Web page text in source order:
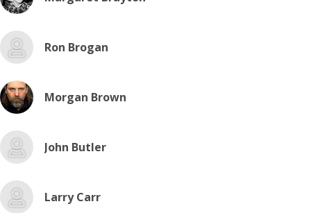
Ron Brogan
Morgan Brown
John Butler
Larry Carr